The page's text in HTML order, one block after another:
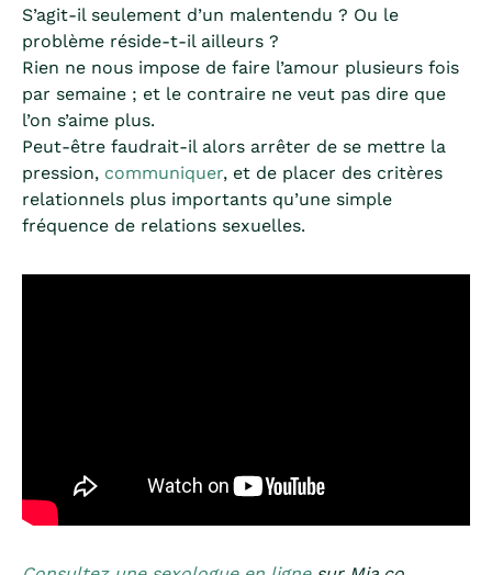
S’agit-il seulement d’un malentendu ? Ou le
problème réside-t-il ailleurs ?
Rien ne nous impose de faire l’amour plusieurs fois
par semaine ; et le contraire ne veut pas dire que
l’on s’aime plus.
Peut-être faudrait-il alors arrêter de se mettre la
pression, communiquer, et de placer des critères
relationnels plus importants qu’une simple
fréquence de relations sexuelles.